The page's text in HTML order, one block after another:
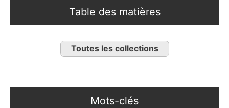
Table des matières
Toutes les collections
Mots-clés